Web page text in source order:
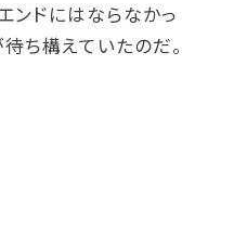
ンドにはならなかっ
ち構えていたのだ。